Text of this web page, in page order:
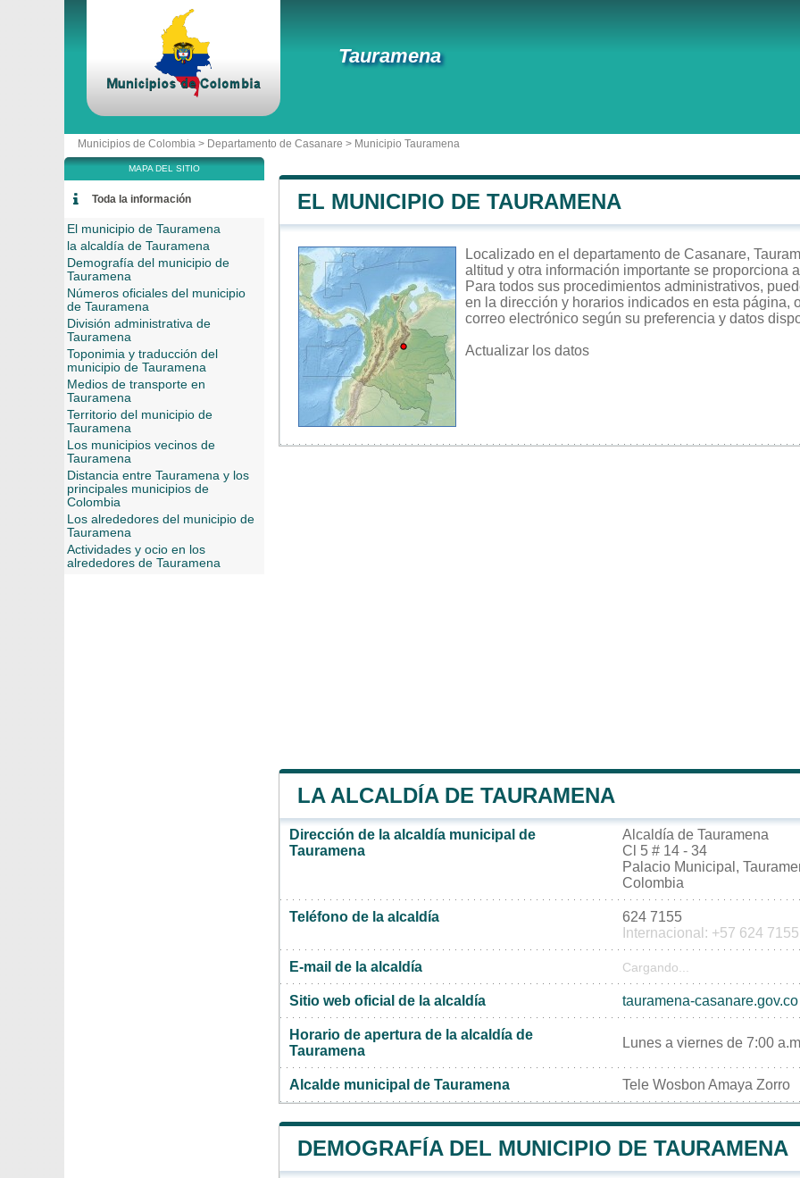
Tauramena
Municipios de Colombia > Departamento de Casanare > Municipio Tauramena
EL MUNICIPIO DE TAURAMENA
Localizado en el departamento de Casanare,
altitud y otra información importante se proporciona
Para todos sus procedimientos administrativos,
en la dirección y horarios indicados en esta página,
correo electrónico según su preferencia y datos
Actualizar los datos
LA ALCALDÍA DE TAURAMENA
Dirección de la alcaldía municipal de
Tauramena
Alcaldía de Tauramena
Cl 5 # 14 - 34
Palacio Municipal,
Colombia
Teléfono de la alcaldía
624 7155
Internacional: +57 624 7155
E-mail de la alcaldía Cargando...
Sitio web oficial de la alcaldía tauramena-casanare.gov.co
Horario de apertura de la alcaldía de
Tauramena
Lunes a viernes de 7:00
Alcalde municipal de Tauramena Tele Wosbon Amaya Zorro
DEMOGRAFÍA DEL MUNICIPIO DE TAURAMENA
MAPA DEL SITIO
Toda la información
El municipio de Tauramena
la alcaldía de Tauramena
Demografía del municipio de
Tauramena
Números oficiales del municipio
de Tauramena
División administrativa de
Tauramena
Toponimia y traducción del
municipio de Tauramena
Medios de transporte en
Tauramena
Territorio del municipio de
Tauramena
Los municipios vecinos de
Tauramena
Distancia entre Tauramena y los
principales municipios de
Colombia
Los alrededores del municipio de
Tauramena
Actividades y ocio en los
alrededores de Tauramena